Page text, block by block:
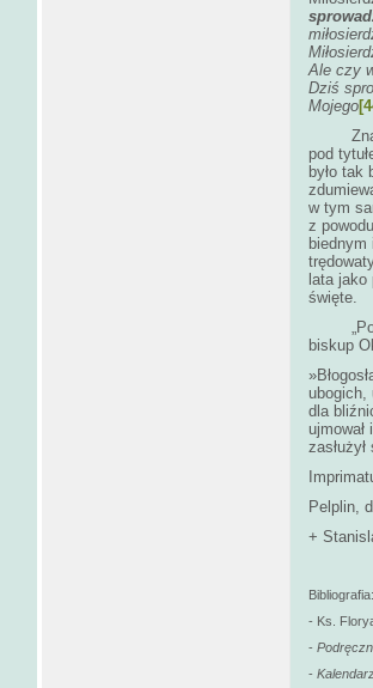
Ale czy
Dziś
Mojego
Znany
pod
było
w tym
z
biednym
lata
święte.
„Pod
biskup
ubogich,
dla
Pelplin,
+
Bibliografia:
- Ks.
-
-